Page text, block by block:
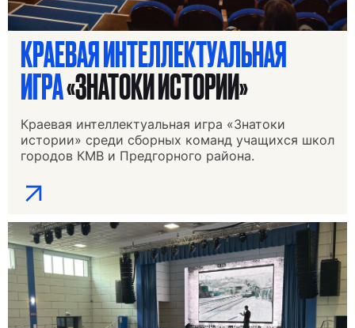
КРАЕВАЯ ИНТЕЛЛЕКТУАЛЬНАЯ
ИГРА«ЗНАТОКИ ИСТОРИИ»
Краевая интеллектуальная игра «Знатоки
истории» среди сборных команд учащихся школ
городов КМВ и Предгорного района.